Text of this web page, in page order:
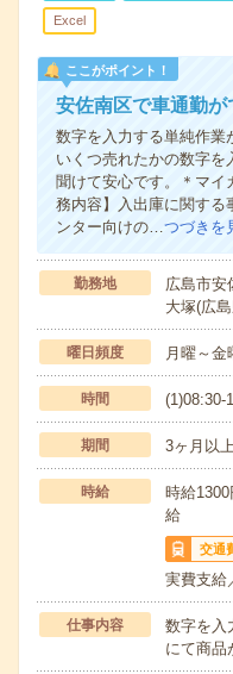
Excel
ここがポイント！
安佐南区で車通勤
数字を入力する単純作業
いくつ売れたかの数字
聞けて安心です。＊マ
務内容】入出庫に関する
ンター向けの…つづきを
勤務地
広島市安
大塚(広
曜日頻度 月曜～金
時間 (1)08:30-
期間 3ヶ月以
時給
時給
給
交通
実費支給
仕事内容
数字を入
にて商品